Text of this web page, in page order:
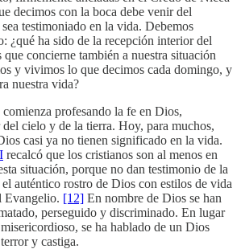
decimos con la boca debe venir del
testimoniado en la vida. Debemos
¿qué ha sido de la recepción interior del
concierne también a nuestra situación
y vivimos lo que decimos cada domingo, y
nuestra vida?
profesando la fe en Dios,
cielo y de la tierra. Hoy, para muchos,
casi ya no tienen significado en la vida.
recalcó que los cristianos son al menos en
situación, porque no dan testimonio de la
auténtico rostro de Dios con estilos de vida
Evangelio. [12] En nombre de Dios se han
perseguido y discriminado. En lugar
se ha hablado de un Dios
y castiga.